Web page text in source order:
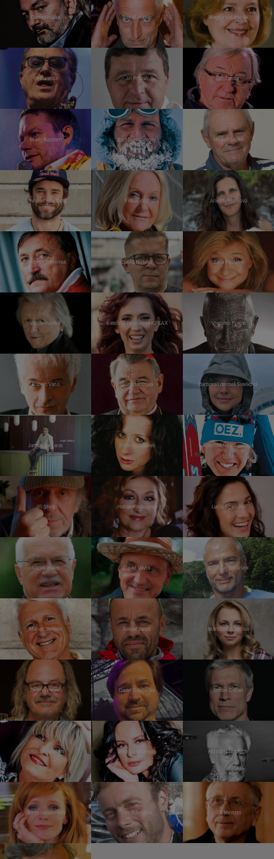
Daniel Hůlka Tomáš Hanák Magda Vášáryová
Petr Janda Jiří Přibáň Jiří Lábus
Matěj Ruppert Kurt Diemberger Milan Kňažko
Vavřinec Hradilek Eva Jiřičná Juliet Navrátilová
Antonín Panenka David Netuka Jana Paulová
Václav Neckář Kateřina Janečková KJ SAX Vladimír Franz
Robert Vano Dominik Duka Barbora Literová Slavíková
Jannis Samaras Ester Kočičková Kateřina Neumannová
Jiří Stivín Halina Pawlovská Lucia Siposová
Václav Klaus David Vávra Stanislav Bartůšek
Marian Jelínek Radek Jaroš Martina Kociánová
Ondřej Hejma David Gaydečka Šimon Caban
Chantal Poullain Jitka Čvančarová Miroslav Huptych
Anna Geislerová Jan Trávníček Jiří Menzel